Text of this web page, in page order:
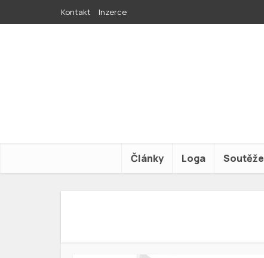
Kontakt Inzerce
Články Loga Soutěže